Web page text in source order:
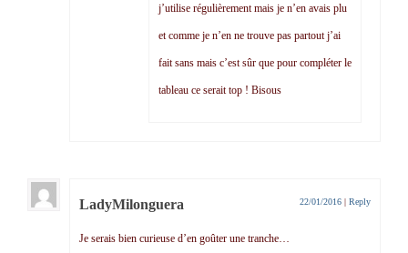
j’utilise régulièrement mais je n’en avais plu
et comme je n’en ne trouve pas partout j’ai
fait sans mais c’est sûr que pour compléter le
tableau ce serait top ! Bisous
LadyMilonguera 22/01/2016 | Reply
Je serais bien curieuse d’en goûter une tranche…